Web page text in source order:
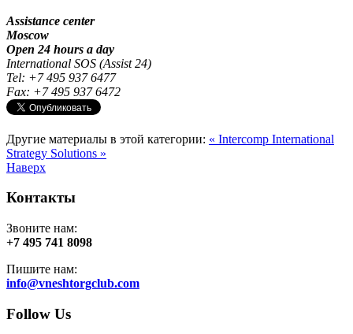
Assistance center
Moscow
Open 24 hours a day
International SOS (Assist 24)
Tel: +7 495 937 6477
Fax: +7 495 937 6472
Другие материалы в этой категории: « Intercomp International
Strategy Solutions »
Наверх
Контакты
Звоните нам:
+7 495 741 8098
Пишите нам:
info@vneshtorgclub.com
Follow Us